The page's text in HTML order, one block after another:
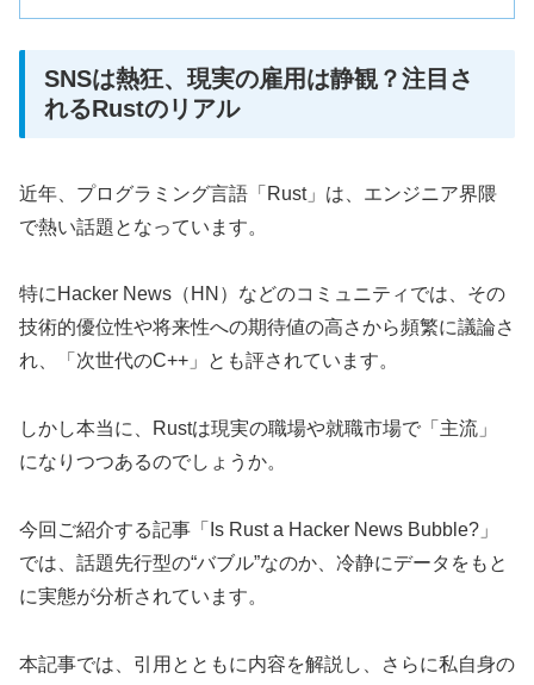
SNSは熱狂、現実の雇用は静観？注目さ
れるRustのリアル
近年、プログラミング言語「Rust」は、エンジニア界隈
で熱い話題となっています。
特にHacker News（HN）などのコミュニティでは、その
技術的優位性や将来性への期待値の高さから頻繁に議論さ
れ、「次世代のC++」とも評されています。
しかし本当に、Rustは現実の職場や就職市場で「主流」
になりつつあるのでしょうか。
今回ご紹介する記事「Is Rust a Hacker News Bubble?」
では、話題先行型の“バブル”なのか、冷静にデータをもと
に実態が分析されています。
本記事では、引用とともに内容を解説し、さらに私自身の